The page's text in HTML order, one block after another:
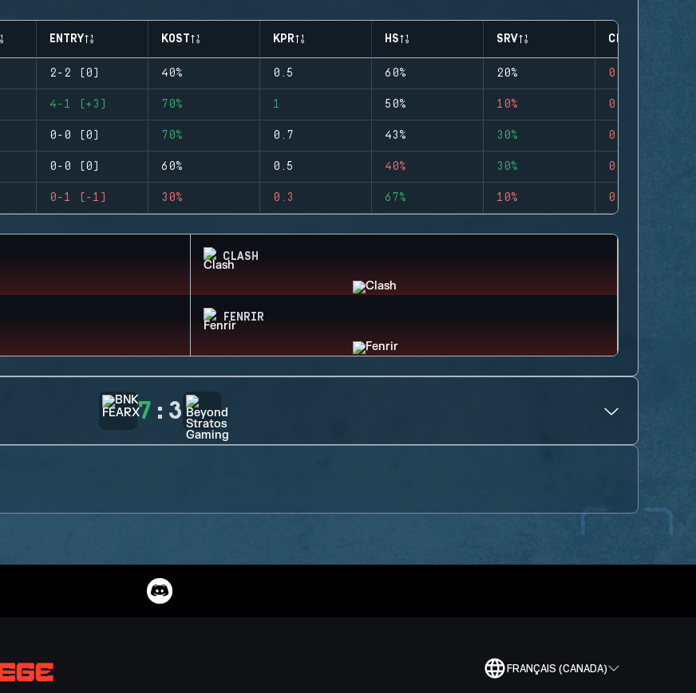
ENTRY KOST KPR HS SRV CLUTCHES
2-2 (0) 40% 0.5 60% 20% 0
4-1 (+3) 70% 1 50% 10% 0
0-0 (0) 70% 0.7 43% 30% 0
0-0 (0) 60% 0.5 40% 30% 0
0-1 (-1) 30% 0.3 67% 10% 0
CLASH
FENRIR
7 : 3
FRANÇAIS (CANADA)